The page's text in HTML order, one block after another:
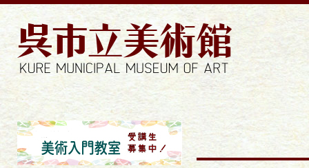
お知らせ |